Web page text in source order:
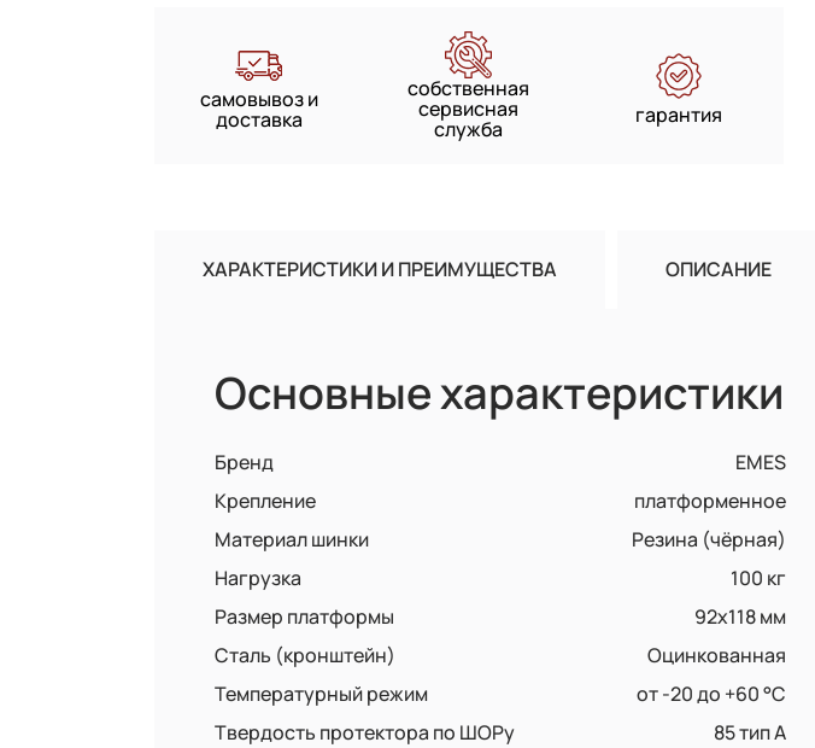
самовывоз и
доставка
собственная
сервисная
служба
гарантия
ХАРАКТЕРИСТИКИ И ПРЕИМУЩЕСТВА ОПИСАНИЕ
Основные характеристики
Бренд EMES
Крепление
платформенное
Материал шинки
Резина (чёрная)
Нагрузка
100 кг
Размер платформы
92x118 мм
Сталь (кронштейн)
Оцинкованная
Температурный режим
от -20 до +60 °С
Твердость протектора по ШОРу
85 тип А